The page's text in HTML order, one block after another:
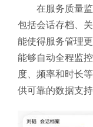
在服务质量
包括会话存档、
能使得服务管理
能够自动全程监
度、频率和时长
供可靠的数据支持